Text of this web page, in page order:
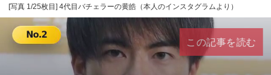
[写真 1/25枚目] 4代目バチェラーの黄皓（本人のインスタグラムより）
この記事を読む